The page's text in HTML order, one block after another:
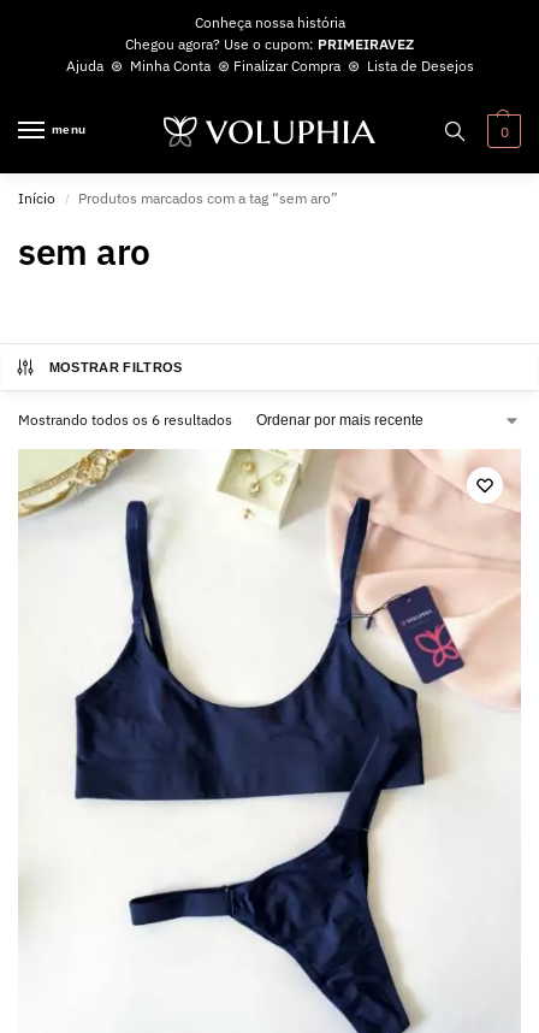
Conheça nossa história
Chegou agora? Use o cupom: PRIMEIRAVEZ
Ajuda⊛ Minha Conta⊛ Finalizar Compra⊛ Lista de Desejos
menu 0
Início / Produtos marcados com a tag “sem aro”
sem aro
MOSTRAR FILTROS
Mostrando todos os 6 resultados